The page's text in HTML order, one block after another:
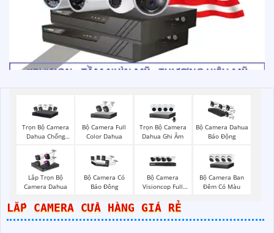
Trọn Bộ Camera
Dahua Chống
Bộ Camera Full
Color Dahua
Trọn Bộ Camera
Dahua Ghi Âm
Bộ Camera Dahua
Báo Động
Lắp Trọn Bộ
Camera Dahua
Bộ Camera Có
Báo Đông
Bộ Camera
Visioncop Full
Bộ Camera Ban
Đêm Có Màu
LẮP CAMERA CỬA HÀNG GIÁ RẺ